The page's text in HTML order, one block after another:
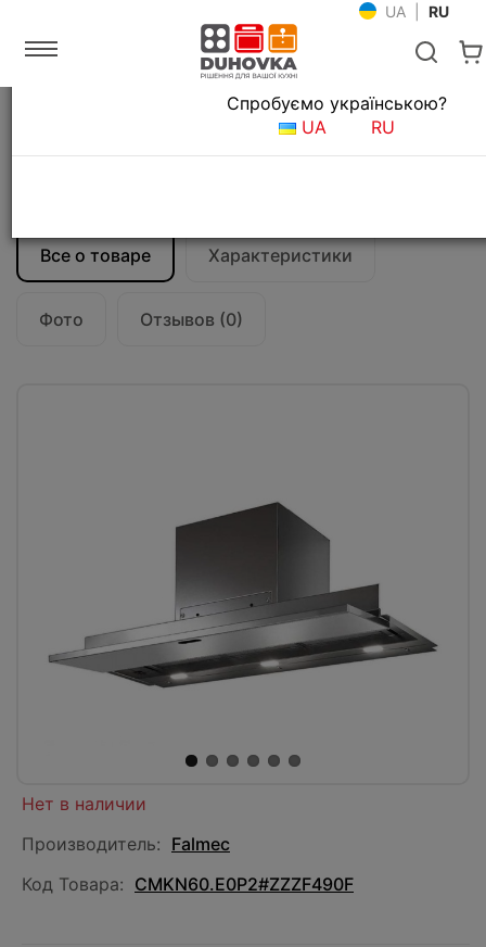
UA RU
Кухонные вытяжки
Встраиваемые вытяжки для кухни
Вытяжка кухонная Falmec MOVE 60 White
Все о товаре Характеристики
Фото Отзывов (0)
Язык магазина
Спробуємо українською?
UA
RU
Нет в наличии
Производитель: Falmec
Код Товара: CMKN60.E0P2#ZZZF490F